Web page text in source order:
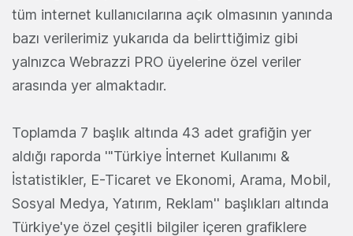
tüm internet kullanıcılarına açık olmasının yanında
bazı verilerimiz yukarıda da belirttiğimiz gibi
yalnızca Webrazzi PRO üyelerine özel veriler
arasında yer almaktadır.
Toplamda 7 başlık altında 43 adet grafiğin yer
aldığı raporda '"Türkiye İnternet Kullanımı &
İstatistikler, E-Ticaret ve Ekonomi, Arama, Mobil,
Sosyal Medya, Yatırım, Reklam'' başlıkları altında
Türkiye'ye özel çeşitli bilgiler içeren grafiklere